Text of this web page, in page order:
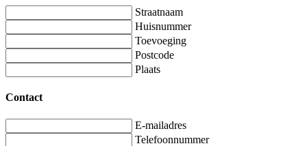
Straatnaam
Huisnummer
Toevoeging
Postcode
Plaats
Contact
E-mailadres
Telefoonnummer